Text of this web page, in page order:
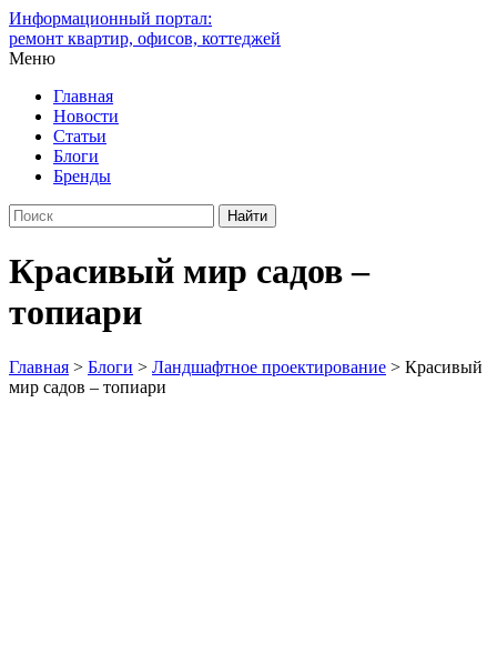
Информационный портал:
ремонт квартир, офисов, коттеджей
Меню
Главная
Новости
Статьи
Блоги
Бренды
Красивый мир садов –
топиари
Главная > Блоги > Ландшафтное проектирование > Красивый
мир садов – топиари